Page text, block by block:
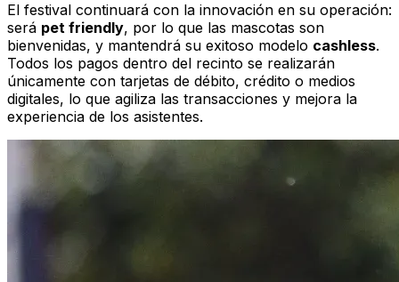
El festival continuará con la innovación en su operación:
será pet friendly, por lo que las mascotas son
bienvenidas, y mantendrá su exitoso modelo cashless.
Todos los pagos dentro del recinto se realizarán
únicamente con tarjetas de débito, crédito o medios
digitales, lo que agiliza las transacciones y mejora la
experiencia de los asistentes.